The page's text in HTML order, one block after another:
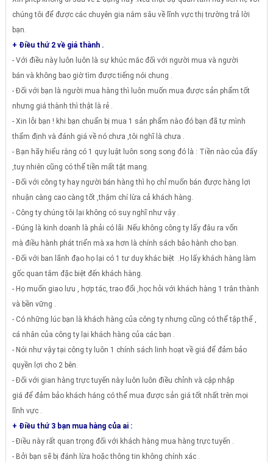
chúng tôi để được các chuyên gia nắm sâu về lĩnh vực thị trường trả lời
bạn.
+ Điều thứ 2 về giá thành .
- Với điều này luôn luôn là sự khúc mắc đối với người mua và người
bán và không bao giờ tìm được tiếng nói chung .
- Đối với bạn là người mua hàng thì luôn muốn mua được sản phẩm tốt
nhưng giá thành thì thật là rẻ .
- Xin lỗi bạn ! khi bạn chuẩn bị mua 1 sản phẩm nào đó bạn đã tự mình
thẩm định và đánh giá về nó chưa ,tôi nghĩ là chưa .
- Bạn hãy hiểu rằng có 1 quy luật luôn song song đó là : Tiền nào của đấy
,tuy nhiên cũng có thể tiền mất tật mang.
- Đối với công ty hay người bán hàng thì họ chỉ muốn bán được hàng lợi
nhuận càng cao càng tốt ,thậm chí lừa cả khách hàng.
- Công ty chúng tôi lại không có suy nghĩ như vậy .
- Đúng là kinh doanh là phải có lãi .Nếu không công ty lấy đâu ra vốn
mà điều hành phát triển mà xa hơn là chính sách bảo hành cho bạn.
- Đối với ban lãnh đạo họ lại có 1 tư duy khác biệt .Họ lấy khách hàng làm
gốc quan tâm đặc biệt đến khách hàng.
- Họ muốn giao lưu , hợp tác, trao đổi ,học hỏi với khách hàng 1 trân thành
và bền vững .
- Có những lúc bạn là khách hàng của công ty nhưng cũng có thể tập thể ,
cá nhân của công ty lại khách hàng của các bạn .
- Nói như vậy tại công ty luôn 1 chính sách linh hoạt về giá để đảm bảo
quyền lợi cho 2 bên.
- Đối với gian hàng trực tuyến này luôn luôn điều chỉnh và cập nhập
giá để đảm bảo khách háng có thể mua được sản giá tốt nhất trên mọi
lĩnh vực .
+ Điều thứ 3 bạn mua hàng của ai :
- Điều này rất quan trọng đối với khách hàng mua hàng trực tuyến .
- Bởi bạn sẽ bị đánh lừa hoặc thông tin không chính xác .